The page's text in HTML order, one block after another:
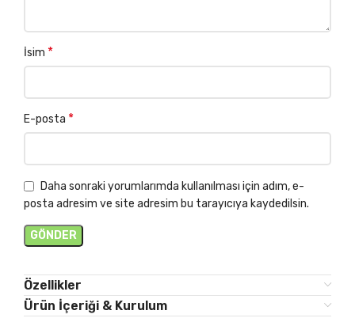
İsim *
E-posta *
Daha sonraki yorumlarımda kullanılması için adım, e-
posta adresim ve site adresim bu tarayıcıya kaydedilsin.
Özellikler
Ürün İçeriği & Kurulum